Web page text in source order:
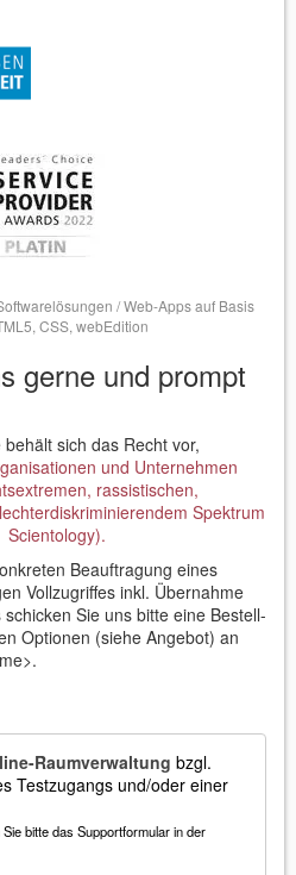
/ Web-Apps auf Basis
CSS, webEdition
gerne und prompt
behält sich das Recht vor,
und Unternehmen
rassistischen,
Spektrum
Beauftragung eines
Vollzugriffes inkl. Übernahme
Sie uns bitte eine Bestell-
Optionen (siehe Angebot) an
Raumverwaltung bzgl.
Testzugangs und/oder einer
bitte das Supportformular in der